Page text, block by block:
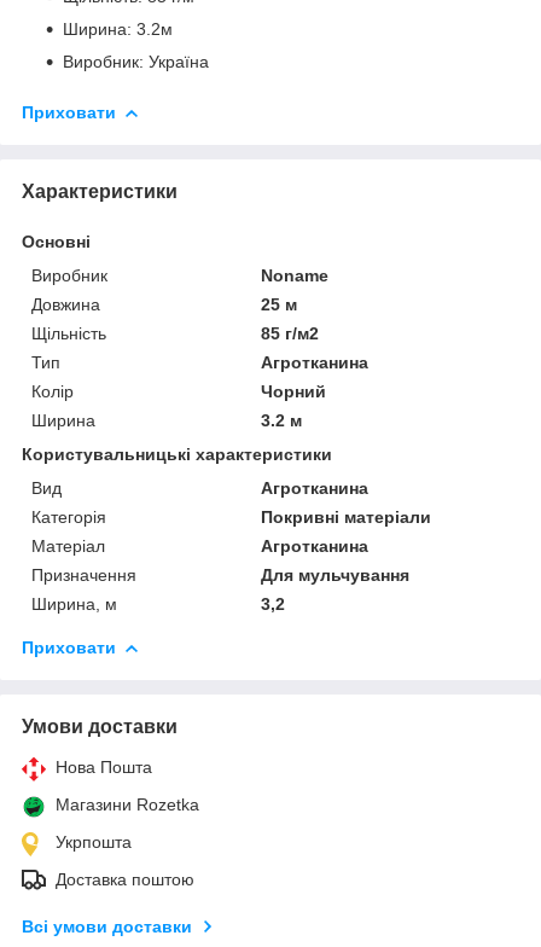
Ширина: 3.2м
Виробник: Україна
Приховати
Характеристики
Основні
Виробник
Noname
Довжина
25 м
Щільність
85 г/м2
Тип
Агротканина
Колір
Чорний
Ширина
3.2 м
Користувальницькі характеристики
Вид
Агротканина
Категорія
Покривні матеріали
Матеріал
Агротканина
Призначення
Для мульчування
Ширина, м
3,2
Приховати
Умови доставки
Нова Пошта
Магазини Rozetka
Укрпошта
Доставка поштою
Всі умови доставки